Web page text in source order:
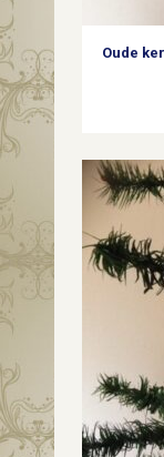
Oude